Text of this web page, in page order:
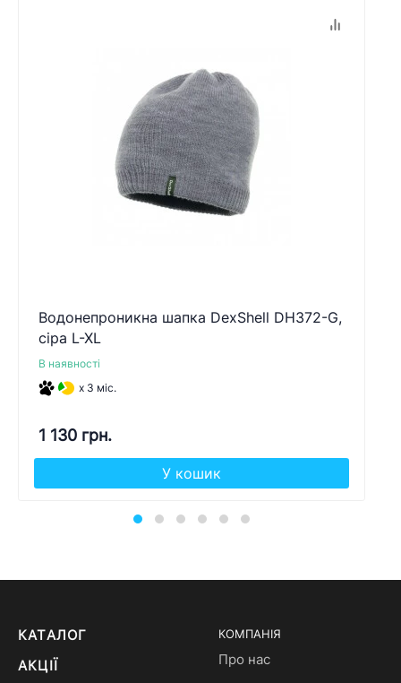
Водонепроникна шапка DexShell DH372-G,
сіра L-XL
В наявності
x 3 міс.
1 130 грн.
У кошик
КАТАЛОГ
АКЦІЇ
КОМПАНІЯ
Про нас